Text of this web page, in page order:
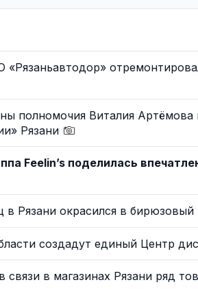
«Рязаньавтодор»
полномочия Виталия Артёмова
Рязани
Feelin’s поделилась
в Рязани окрасился в бирюзовый
создадут единый Центр
связи в магазинах Рязани ряд